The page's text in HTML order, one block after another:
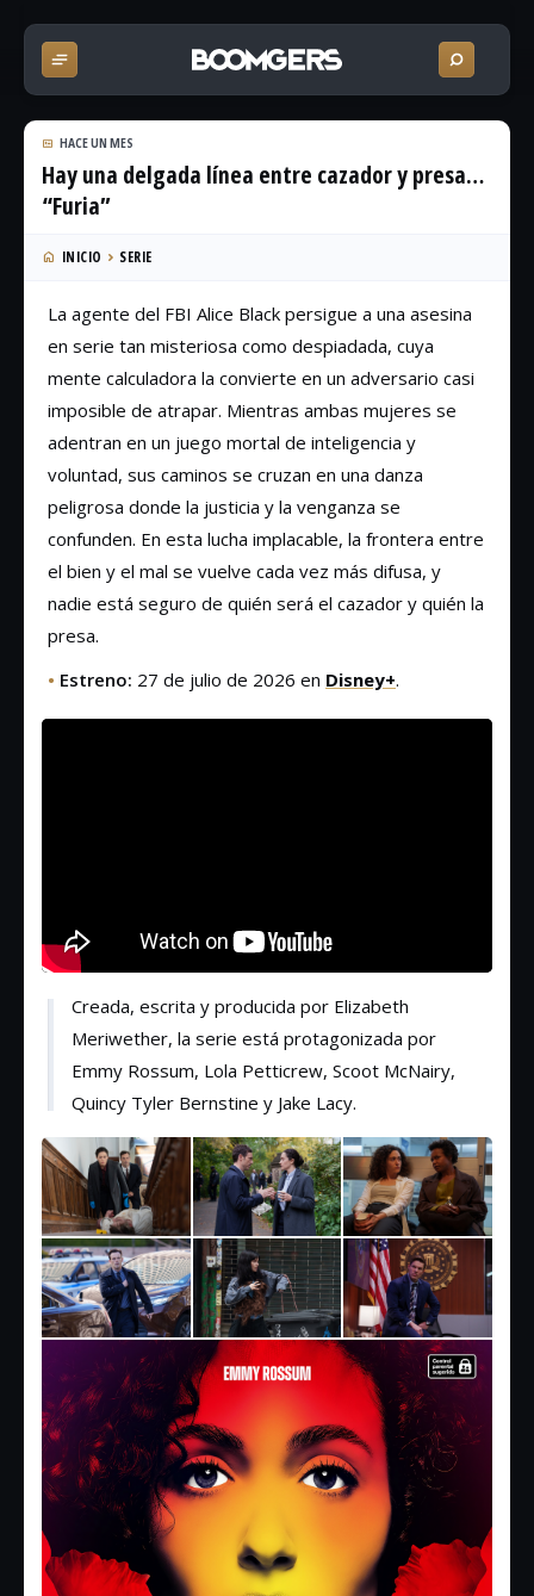
HACE UN MES
Hay una delgada línea entre cazador y presa…
“Furia”
INICIO SERIE
La agente del FBI Alice Black persigue a una asesina
en serie tan misteriosa como despiadada, cuya
mente calculadora la convierte en un adversario casi
imposible de atrapar. Mientras ambas mujeres se
adentran en un juego mortal de inteligencia y
voluntad, sus caminos se cruzan en una danza
peligrosa donde la justicia y la venganza se
confunden. En esta lucha implacable, la frontera entre
el bien y el mal se vuelve cada vez más difusa, y
nadie está seguro de quién será el cazador y quién la
presa.
• Estreno: 27 de julio de 2026 en Disney+.
Creada, escrita y producida por Elizabeth
Meriwether, la serie está protagonizada por
Emmy Rossum, Lola Petticrew, Scoot McNairy,
Quincy Tyler Bernstine y Jake Lacy.